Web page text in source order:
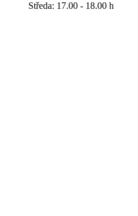
Středa: 17.00 - 18.00 h